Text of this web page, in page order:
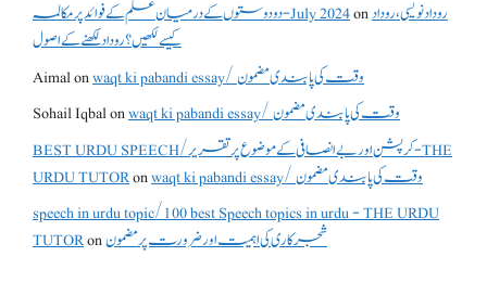
دو دوستوں کے درمیان علم کے فوائد پر مکالمہ - July 2024onروداد نویسی ،روداد
کیسے لکھیں؟ روداد لکھنے کے اصول
Aimalon
waqt ki pabandi essay/ وقت کی پابندی مضمون
Sohail Iqbalon
waqt ki pabandi essay/ وقت کی پابندی مضمون
BEST URDU SPEECH/کرپشن اور بے انصافی کے موضوع پر تقریر - THE
URDU TUTORon
waqt ki pabandi essay/ وقت کی پابندی مضمون
speech in urdu topic/100 best Speech topics in urdu - THE URDU
TUTORonشجرکاری کی اہمیت اور ضرورت پر مضمون